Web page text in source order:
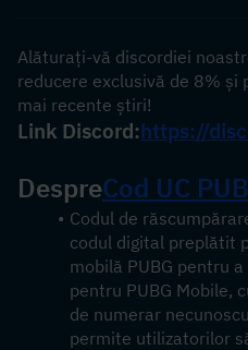
Alăturați-vă discordiei
reducere exclusivă de 8% și
mai recente știri!
Link Discord:https://
DespreCod UC
Codul de
codul digital preplătit
mobilă PUBG pentru
pentru PUBG Mobile,
de numerar
permite utilizatorilor